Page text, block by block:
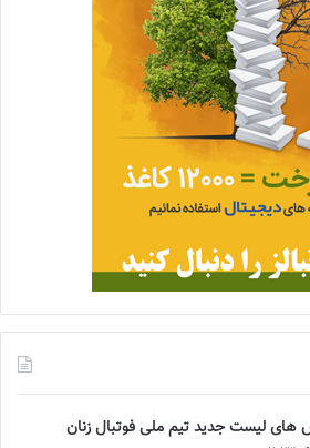
هاى ليست جدید تيم ملى فوتبال زنان